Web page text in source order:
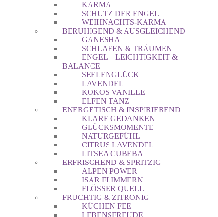
KARMA
SCHUTZ DER ENGEL
WEIHNACHTS-KARMA
BERUHIGEND & AUSGLEICHEND
GANESHA
SCHLAFEN & TRÄUMEN
ENGEL – LEICHTIGKEIT &
BALANCE
SEELENGLÜCK
LAVENDEL
KOKOS VANILLE
ELFEN TANZ
ENERGETISCH & INSPIRIEREND
KLARE GEDANKEN
GLÜCKSMOMENTE
NATURGEFÜHL
CITRUS LAVENDEL
LITSEA CUBEBA
ERFRISCHEND & SPRITZIG
ALPEN POWER
ISAR FLIMMERN
FLÖSSER QUELL
FRUCHTIG & ZITRONIG
KÜCHEN FEE
LEBENSFREUDE